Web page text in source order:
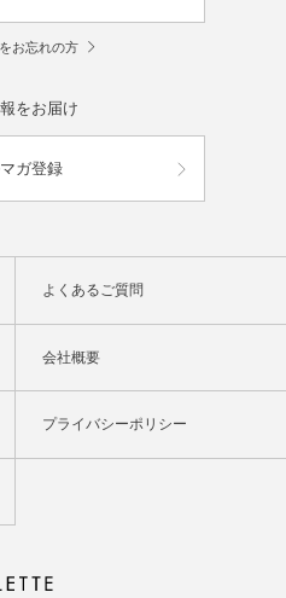
お忘れの方
をお届け
ガ登録
よくあるご質問
会社概要
プライバシーポリシー